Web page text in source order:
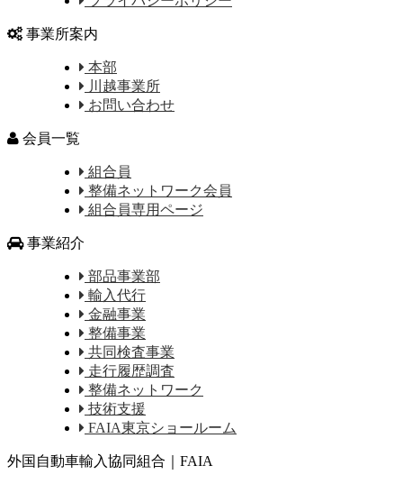
事業所案内
本部
川越事業所
お問い合わせ
会員一覧
組合員
整備ネットワーク会員
組合員専用ページ
事業紹介
部品事業部
輸入代行
金融事業
整備事業
共同検査事業
走行履歴調査
整備ネットワーク
技術支援
FAIA東京ショールーム
外国自動車輸入協同組合｜FAIA